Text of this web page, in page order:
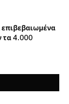
τα 4.000